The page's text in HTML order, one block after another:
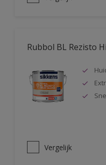
Rubbol BL Rezisto
Vergelijk